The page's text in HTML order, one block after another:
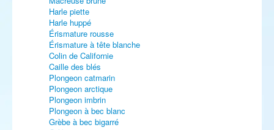
Harle piette
Harle huppé
Érismature rousse
Érismature à tête blanche
Colin de Californie
Caille des blés
Plongeon catmarin
Plongeon arctique
Plongeon imbrin
Plongeon à bec blanc
Grèbe à bec bigarré